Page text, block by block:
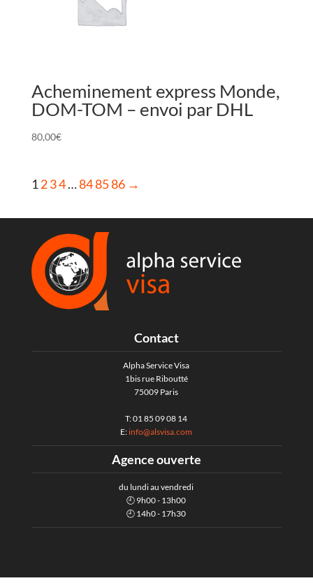
Acheminement express Monde,
DOM-TOM – envoi par DHL
80,00€
1 234…848586 →
Contact
Alpha Service Visa
1bis rue Riboutté
75009 Paris
T: 01 85 09 08 14
E: info@alsvisa.com
Agence ouverte
du lundi au vendredi
🕘 9h00 - 13h00
🕘 14h0 - 17h30